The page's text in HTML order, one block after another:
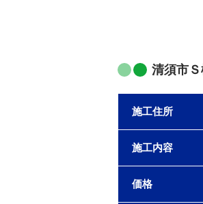
清須市
施工住所
施工内容
価格